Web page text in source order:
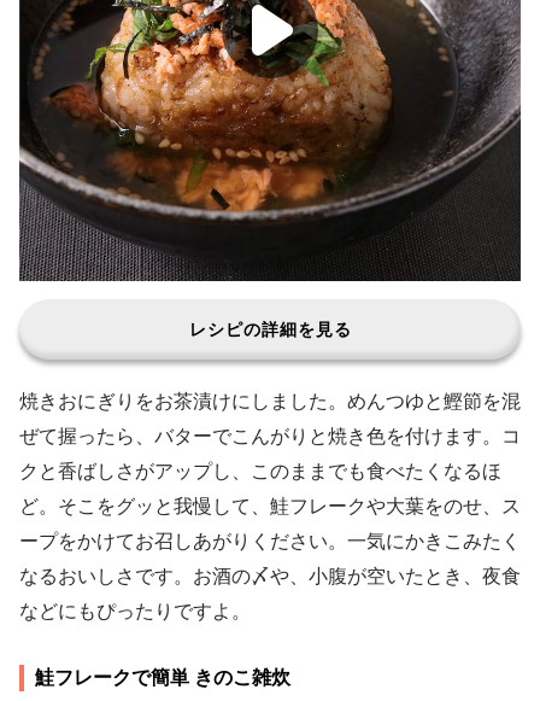
レシピの詳細を見る
焼きおにぎりをお茶漬けにしました。めんつゆと鰹節を混
ぜて握ったら、バターでこんがりと焼き色を付けます。コ
クと香ばしさがアップし、このままでも食べたくなるほ
ど。そこをグッと我慢して、鮭フレークや大葉をのせ、ス
ープをかけてお召しあがりください。一気にかきこみたく
なるおいしさです。お酒の〆や、小腹が空いたとき、夜食
などにもぴったりですよ。
鮭フレークで簡単 きのこ雑炊